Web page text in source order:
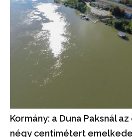
Kormány: a Duna Paksnál
négy centimétert